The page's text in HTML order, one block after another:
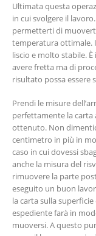
Ultimata questa
in cui svolgere il
permetterti di
temperatura ottimale.
liscio e molto stabile.
avere fretta ma di
risultato possa essere
Prendi le misure
perfettamente la carta
ottenuto. Non
centimetro in più in
caso in cui dovessi
anche la misura del
rimuovere la parte
eseguito un buon
la carta sulla
espediente farà in
muoversi. A questo